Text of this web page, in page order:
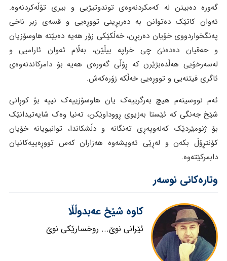
گەورە دەبینن لە کەمکردنەوەی توندوتیژیی و بیری تۆڵەکردنەوە.
ئەوان کاتێک دەتوانن بە دەربڕینی تووڕەیی و قسەی زبر ناخی
پەنگخواردووی خۆیان دەربڕن، خەڵکێکی زۆر هەیە دەبێتە هاوسۆزیان
و حەقیان دەدەنێ چی خراپە بیڵێن، بەڵام ئەوان ئارامیی و
لەسەرخۆیی هەڵدەبژێرن کە ڕۆڵی گەورەی هەیە بۆ دامرکاندنەوەی
ئاگری فیتنەیی و تووڕەیی خەڵکە زۆرەکەش.
ئەم نووسینەم هیچ بەرگرییەک یان هاوسۆزییەک نییە بۆ کوڕانی
شێخ جەنگی کە ئێستا بەزیوی ڕووداوێکن، تەنیا وەک شایەتیدانێک
بۆ ژنومێردێک کەلەوپەڕی تەنگانە و دڵشکاندا، توانیویانە خۆیان
کۆنتڕۆڵ بکەن و لەڕێی ئەویشەوە هەزاران کەس تووڕەییەکانیان
دابمرکێتەوە.
وتارەکانی نوسەر
کاوە شێخ عەبدوڵڵا
ئێرانی نوێ... روخسارێکی نوێ